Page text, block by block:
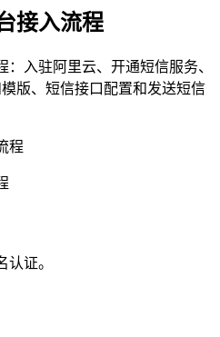
接入流程
：入驻阿里云、开通短信服务、
版、短信接口配置和发送短信
证。